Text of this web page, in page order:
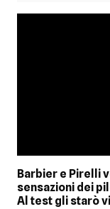
Barbier e Pirelli
sensazioni dei
Al test gli starò